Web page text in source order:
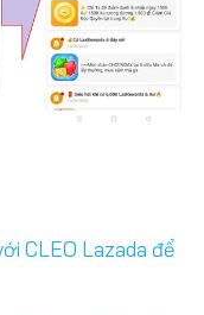
CLEO Lazada để